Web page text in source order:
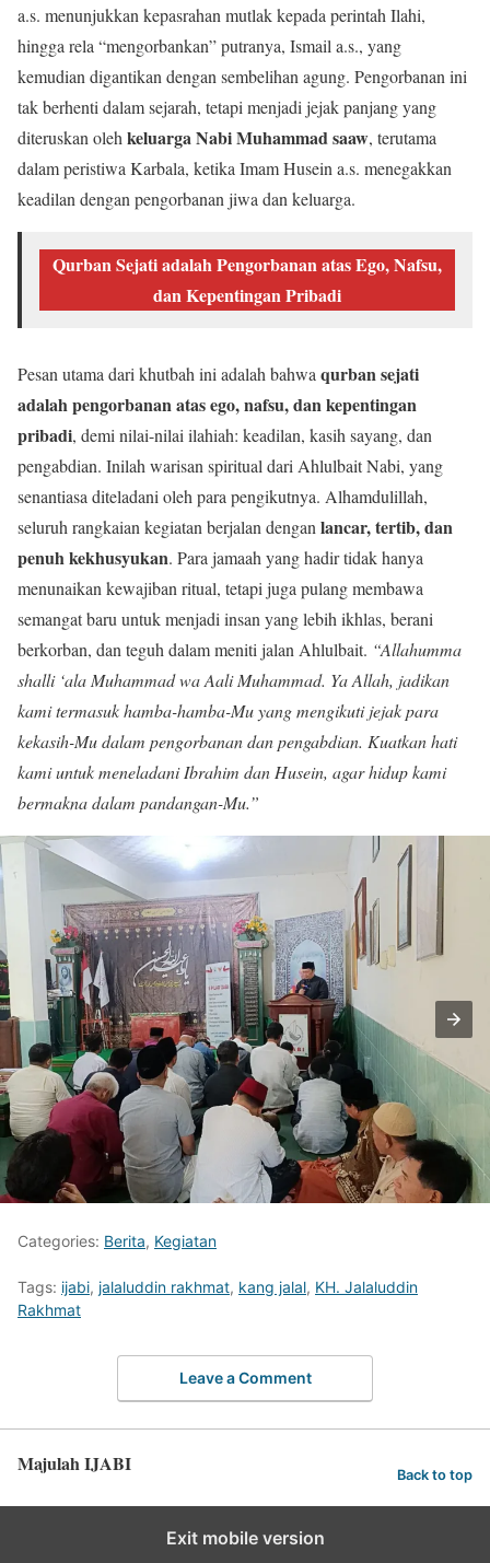
a.s. menunjukkan kepasrahan mutlak kepada perintah Ilahi,
hingga rela “mengorbankan” putranya, Ismail a.s., yang
kemudian digantikan dengan sembelihan agung. Pengorbanan ini
tak berhenti dalam sejarah, tetapi menjadi jejak panjang yang
diteruskan oleh keluarga Nabi Muhammad saaw, terutama
dalam peristiwa Karbala, ketika Imam Husein a.s. menegakkan
keadilan dengan pengorbanan jiwa dan keluarga.
Qurban Sejati adalah Pengorbanan atas Ego, Nafsu,
dan Kepentingan Pribadi
Pesan utama dari khutbah ini adalah bahwa qurban sejati
adalah pengorbanan atas ego, nafsu, dan kepentingan
pribadi, demi nilai-nilai ilahiah: keadilan, kasih sayang, dan
pengabdian. Inilah warisan spiritual dari Ahlulbait Nabi, yang
senantiasa diteladani oleh para pengikutnya. Alhamdulillah,
seluruh rangkaian kegiatan berjalan dengan lancar, tertib, dan
penuh kekhusyukan. Para jamaah yang hadir tidak hanya
menunaikan kewajiban ritual, tetapi juga pulang membawa
semangat baru untuk menjadi insan yang lebih ikhlas, berani
berkorban, dan teguh dalam meniti jalan Ahlulbait. “Allahumma
shalli ‘ala Muhammad wa Aali Muhammad. Ya Allah, jadikan
kami termasuk hamba-hamba-Mu yang mengikuti jejak para
kekasih-Mu dalam pengorbanan dan pengabdian. Kuatkan hati
kami untuk meneladani Ibrahim dan Husein, agar hidup kami
bermakna dalam pandangan-Mu.”
Categories: Berita, Kegiatan
Tags: ijabi, jalaluddin rakhmat, kang jalal, KH. Jalaluddin
Rakhmat
Leave a Comment
Majulah IJABI Back to top
Exit mobile version